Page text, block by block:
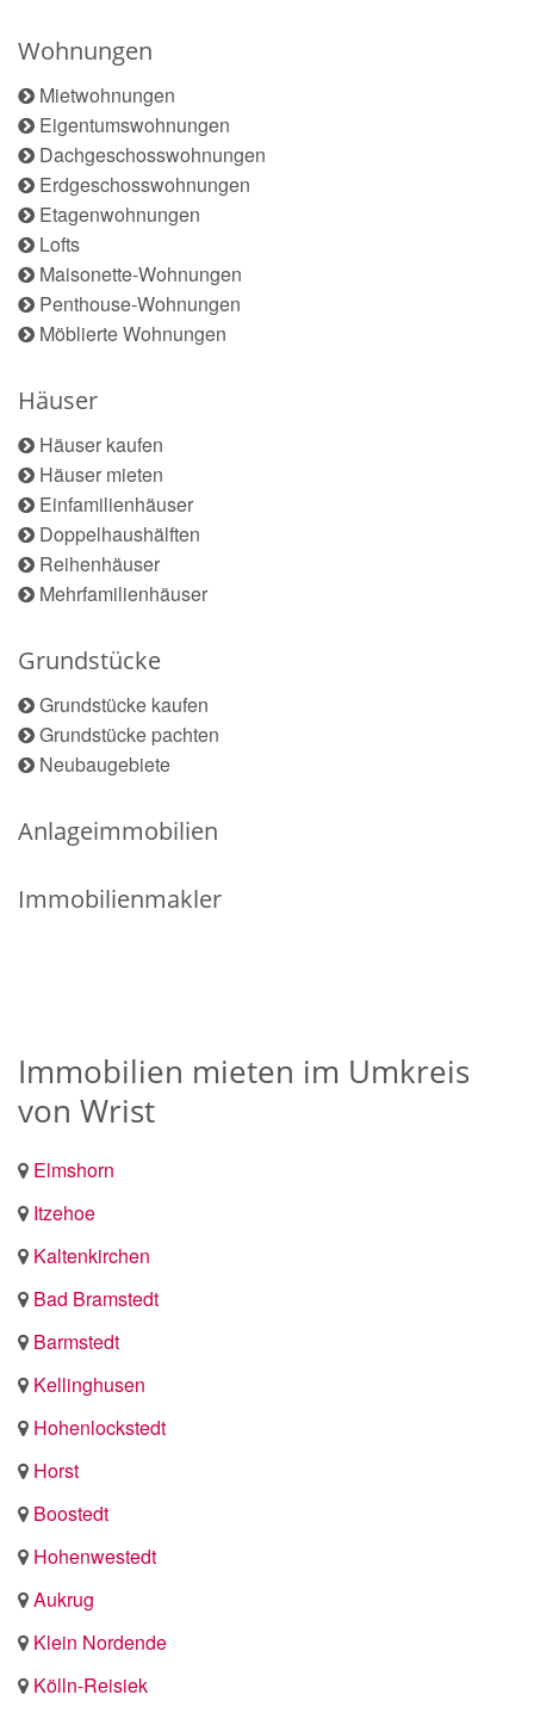
Wohnungen
Mietwohnungen
Eigentumswohnungen
Dachgeschosswohnungen
Erdgeschosswohnungen
Etagenwohnungen
Lofts
Maisonette-Wohnungen
Penthouse-Wohnungen
Möblierte Wohnungen
Häuser
Häuser kaufen
Häuser mieten
Einfamilienhäuser
Doppelhaushälften
Reihenhäuser
Mehrfamilienhäuser
Grundstücke
Grundstücke kaufen
Grundstücke pachten
Neubaugebiete
Anlageimmobilien
Immobilienmakler
Immobilien mieten im Umkreis
von Wrist
Elmshorn
Itzehoe
Kaltenkirchen
Bad Bramstedt
Barmstedt
Kellinghusen
Hohenlockstedt
Horst
Boostedt
Hohenwestedt
Aukrug
Klein Nordende
Kölln-Reisiek